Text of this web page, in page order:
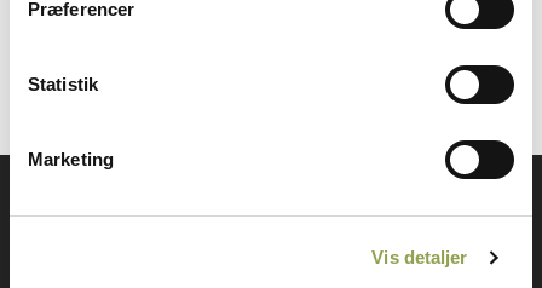
Præferencer
Statistik
Marketing
Vis detaljer
Få adgang til alt indhold &